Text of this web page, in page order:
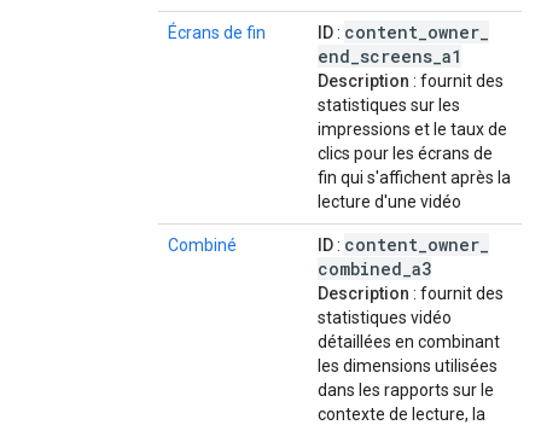
Écrans de fin ID: content owner
end screens a1
Description : fournit des
statistiques sur les
impressions et le taux de
clics pour les écrans de
fin qui s'affichent après la
lecture d'une vidéo
Combiné ID: content owner
combined a3
Description : fournit des
statistiques vidéo
détaillées en combinant
les dimensions utilisées
dans les rapports sur le
contexte de lecture, la